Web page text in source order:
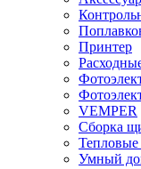
Принтер
VEMPER
Сборка
Умный